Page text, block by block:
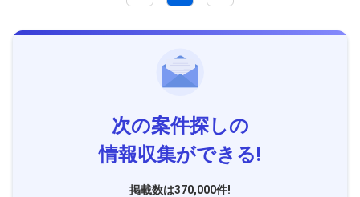
次の案件探しの
情報収集ができる!
掲載数は370,000件!